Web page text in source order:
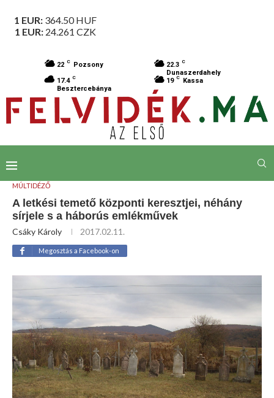
1 EUR: 364.50HUF
1 EUR: 24.261 CZK
22 C Pozsony 22.3 C
Dunaszerdahely
17.4 C
Besztercebánya
19 C Kassa
MÚLTIDÉZŐ
A letkési temető központi keresztjei, néhány
sírjele s a háborús emlékművek
Csáky Károly 2017.02.11.
Megosztás a Facebook-on